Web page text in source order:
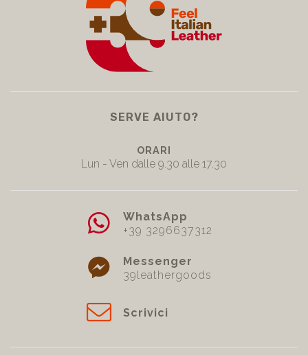
SERVE AIUTO?
ORARI
Lun - Ven dalle 9.30 alle 17.30
WhatsApp
+39 3296637312
Messenger
39leathergoods
Scrivici